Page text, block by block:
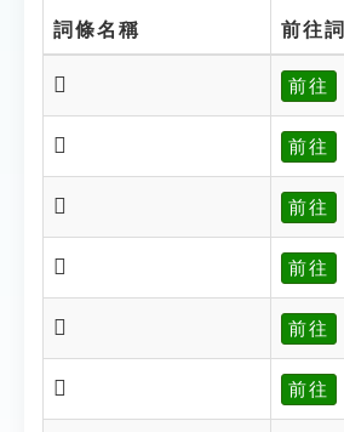
詞條名稱 前往
𠢈 前往
𠢉 前往
𠢎 前往
𠢏 前往
𠢒 前往
𠢓 前往